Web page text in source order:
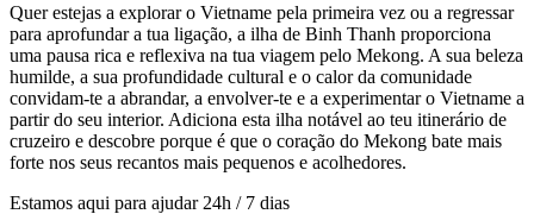
Quer estejas a explorar o Vietname pela primeira vez ou a regressar
para aprofundar a tua ligação, a ilha de Binh Thanh proporciona
uma pausa rica e reflexiva na tua viagem pelo Mekong. A sua beleza
humilde, a sua profundidade cultural e o calor da comunidade
convidam-te a abrandar, a envolver-te e a experimentar o Vietname a
partir do seu interior. Adiciona esta ilha notável ao teu itinerário de
cruzeiro e descobre porque é que o coração do Mekong bate mais
forte nos seus recantos mais pequenos e acolhedores.
Estamos aqui para ajudar 24h / 7 dias